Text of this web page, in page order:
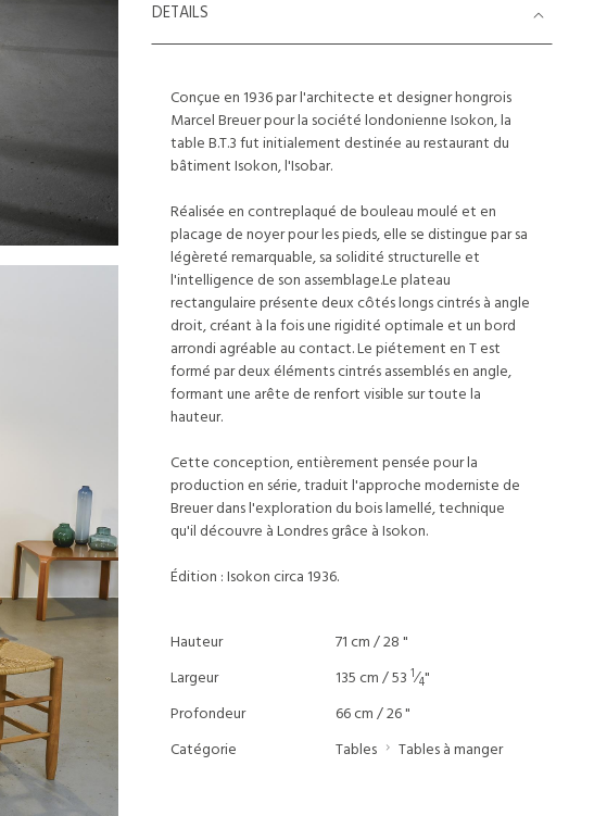
DETAILS
Conçue en 1936 par l'architecte et designer hongrois
Marcel Breuer pour la société londonienne Isokon, la
table B.T.3 fut initialement destinée au restaurant du
bâtiment Isokon, l'Isobar.
Réalisée en contreplaqué de bouleau moulé et en
placage de noyer pour les pieds, elle se distingue par sa
légèreté remarquable, sa solidité structurelle et
l'intelligence de son assemblage.Le plateau
rectangulaire présente deux côtés longs cintrés à angle
droit, créant à la fois une rigidité optimale et un bord
arrondi agréable au contact. Le piétement en T est
formé par deux éléments cintrés assemblés en angle,
formant une arête de renfort visible sur toute la
hauteur.
Cette conception, entièrement pensée pour la
production en série, traduit l'approche moderniste de
Breuer dans l'exploration du bois lamellé, technique
qu'il découvre à Londres grâce à Isokon.
Édition : Isokon circa 1936.
Hauteur
71 cm / 28 "
Largeur
135 cm / 53 1⁄4"
Profondeur
66 cm / 26 "
Catégorie
Tables Tables à manger